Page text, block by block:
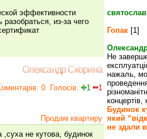
эффективности
из-за чего
Олександр Скорина
0 Голосів: 1 1
Продам квартиру
не кутова, будинок
святослав
Гопак [1]
Не
нажаль,
концертів,
Будинок
який
не здали